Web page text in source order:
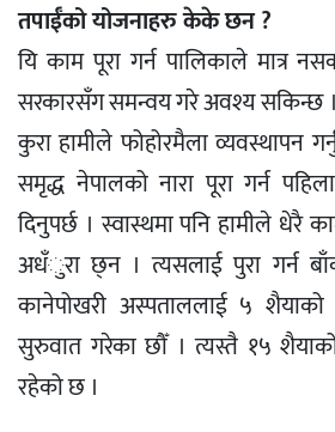
तपाईँको योजनाहरु केके छन ?
यि काम पूरा गर्न पालिकाले मात्र
सरकारसँग समन्वय गरे अवश्य सकिन्छ ।
कुरा हामीले फोहोरमैला व्यवस्थापन
समृद्ध नेपालको नारा पूरा गर्न
दिनुपर्छ । स्वास्थमा पनि हामीले धेरै
अधँुरा छ्न । त्यसलाई पुरा गर्न
कानेपोखरी अस्पताललाई ५
सुरुवात गरेका छौँ । त्यस्तै १५
रहेको छ ।